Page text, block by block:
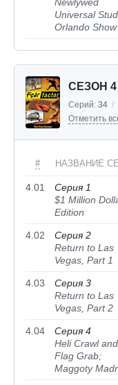
Newlywed
Universal
Orlando Show
СЕЗОН 4
Серий: 34 /
Отметить
# НАЗВАНИЕ
4.01
Серия 1
$1 Million
Edition
4.02
Серия 2
Return to Las
Vegas, Part 1
4.03
Серия 3
Return to Las
Vegas, Part 2
4.04
Серия 4
Heli Crawl and
Flag Grab;
Maggoty